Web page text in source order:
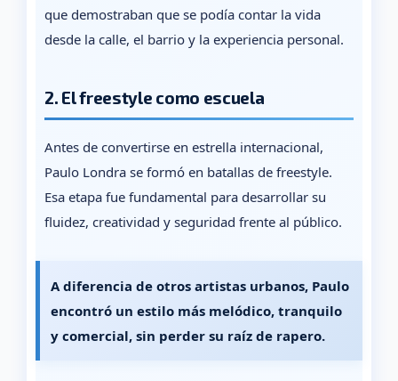
que demostraban que se podía contar la vida
desde la calle, el barrio y la experiencia personal.
2. El freestyle como escuela
Antes de convertirse en estrella internacional,
Paulo Londra se formó en batallas de freestyle.
Esa etapa fue fundamental para desarrollar su
fluidez, creatividad y seguridad frente al público.
A diferencia de otros artistas urbanos, Paulo
encontró un estilo más melódico, tranquilo
y comercial, sin perder su raíz de rapero.